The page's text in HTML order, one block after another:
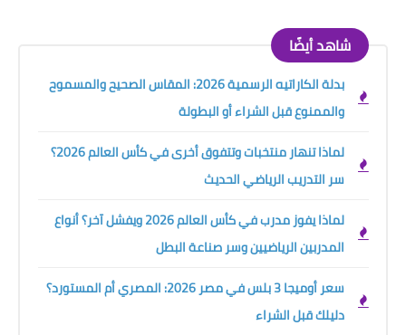
شاهد أيضًا
بدلة الكاراتيه الرسمية 2026: المقاس الصحيح والمسموح
والممنوع قبل الشراء أو البطولة
لماذا تنهار منتخبات وتتفوق أخرى في كأس العالم 2026؟
سر التدريب الرياضي الحديث
لماذا يفوز مدرب في كأس العالم 2026 ويفشل آخر؟ أنواع
المدربين الرياضيين وسر صناعة البطل
سعر أوميجا 3 بلس في مصر 2026: المصري أم المستورد؟
دليلك قبل الشراء